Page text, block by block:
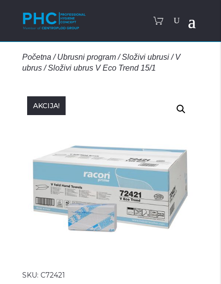
Početna /Ubrusni program/Složivi ubrusi/V
ubrus/Složivi ubrus V Eco Trend 15/1
AKCIJA!
SKU: C72421